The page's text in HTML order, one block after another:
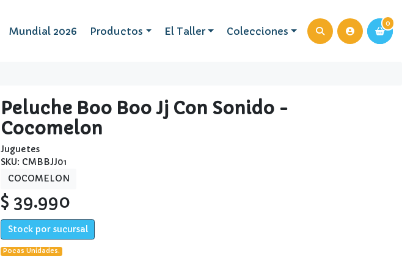
0
Mundial 2026 Productos El Taller Colecciones
0
Peluche Boo Boo Jj Con Sonido -
Cocomelon
Juguetes
SKU: CMBBJJ01
COCOMELON
$ 39.990
Stock por sucursal
Pocas Unidades.